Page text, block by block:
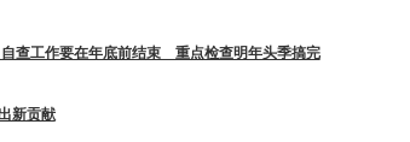
查工作要在年底前结束 重点检查明年头季搞完
新贡献